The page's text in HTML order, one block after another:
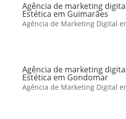
Agência de marketing
Estética em Guimarães
Agência de Marketing Digital
Agência de marketing
Estética em Gondomar
Agência de Marketing Digital